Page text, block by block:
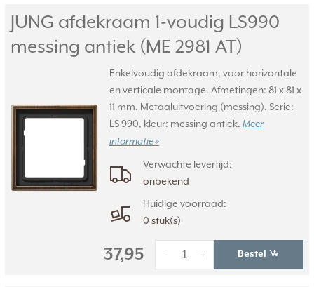
JUNG afdekraam 1-voudig LS990
messing antiek (ME 2981 AT)
Enkelvoudig afdekraam, voor horizontale
en verticale montage. Afmetingen: 81 x 81 x
11 mm. Metaaluitvoering (messing). Serie:
LS 990, kleur: messing antiek. Meer
informatie »
Verwachte levertijd:
onbekend
Huidige voorraad:
0 stuk(s)
37,95 +
- Bestel